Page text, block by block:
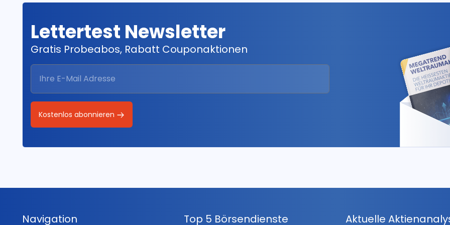
Lettertest Newsletter
Gratis Probeabos, Rabatt Couponaktionen
Kostenlos abonnieren
Navigation Top 5 Börsendienste Aktuelle